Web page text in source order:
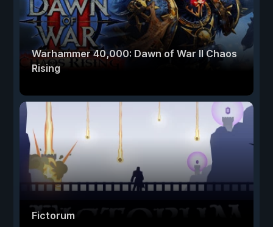
Warhammer 40,000: Dawn of War II Chaos
Rising
Fictorum